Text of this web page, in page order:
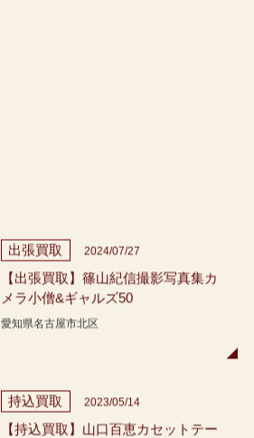
出張買取 2024/07/27
【出張買取】篠山紀信撮影写真集カ
メラ小僧&ギャルズ50
愛知県名古屋市北区
持込買取 2023/05/14
【持込買取】山口百恵カセットテー